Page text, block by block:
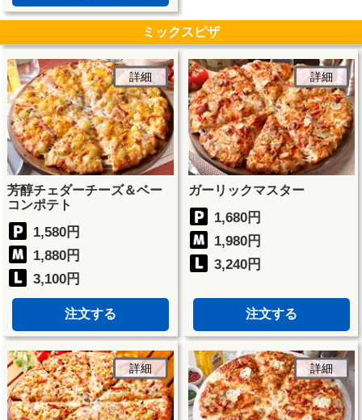
ミックスピザ
詳細
芳醇チェダーチーズ＆ベー
コンポテト
1,580円
1,880円
3,100円
注文する
詳細
ガーリックマスター
1,680円
1,980円
3,240円
注文する
詳細 詳細